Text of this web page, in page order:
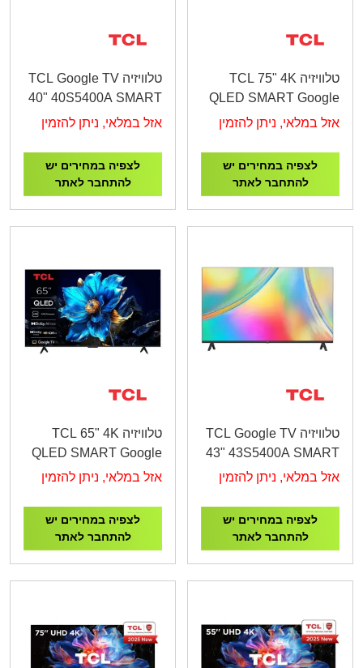
טלוויזיה TCL 75" 4K
QLED SMART Google
TV 75P7K
אזל במלאי, ניתן להזמין
לצפיה במחירים יש
להתחבר לאתר
טלוויזיה TCL Google TV
40" 40S5400A SMART
FHD
אזל במלאי, ניתן להזמין
לצפיה במחירים יש
להתחבר לאתר
טלוויזיה TCL Google TV
43" 43S5400A SMART
FHD
אזל במלאי, ניתן להזמין
לצפיה במחירים יש
להתחבר לאתר
טלוויזיה TCL 65" 4K
QLED SMART Google
TV 65P7K
אזל במלאי, ניתן להזמין
לצפיה במחירים יש
להתחבר לאתר